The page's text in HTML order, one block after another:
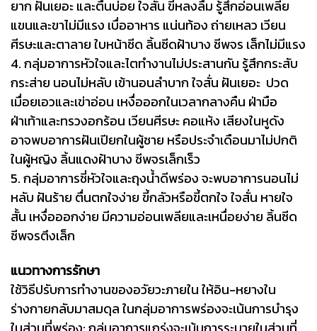
ยาก ฝันเยอะ และตื่นบ่อย ใจสั่น ขี้หลงลืม รู้สึกอ่อนเพลีย
แขนและขาไม่มีแรง เบื่ออาหาร แน่นท้อง ถ่ายเหลว เวียน
ศีรษะและตาลาย ใบหน้าซีด ลิ้นซีดฝ้าบาง ชีพจร เล็กไม่มีแรง
4. กลุ่มอาการหัวใจและไตทำงานไม่ประสานกัน รู้สึกกระสับ
กระส่าย นอนไม่หลับ เข้านอนลำบาก ใจสั่น ฝันเยอะ ปวด
เมื่อยเอวและเข่าอ่อน เหงื่อออกในเวลากลางคืน ฝ่ามือ
ฝ่าเท้าและทรวงอกร้อน เวียนศีรษะ คอแห้ง เสียงในหูดัง
อาจพบอาการฝันเปียกในผู้ชาย หรือประจำเดือนมาไม่ปกติ
ในผู้หญิง ลิ้นแดงฝ้าบาง ชีพจรเล็กเร็ว
5. กลุ่มอาการชี่หัวใจและถุงน้ำดีพร่อง จะพบอาการนอนไม่
หลับ ฝันร้าย ตื่นตกใจง่าย ขี้กลัวหรือขี้ตกใจ ใจสั่น หายใจ
สั้น เหงื่อออกง่าย มีความอ่อนเพลียและเหนื่อยง่าย ลิ้นซีด
ชีพจรตึงเล็ก
แนวทางการรักษา
ใช้วิธีปรับการทำงานของอวัยวะภายใน ให้อิน-หยางใน
ร่างกายกลับมาสมดุล ในกลุ่มอาการพร่องจะเน้นการบำรุง